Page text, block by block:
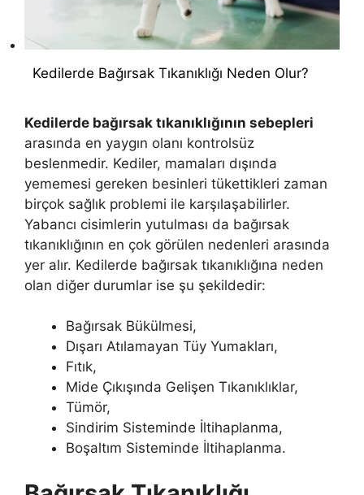
Kedilerde Bağırsak Tıkanıklığı Neden Olur?
Kedilerde bağırsak tıkanıklığının sebepleri
arasında en yaygın olanı kontrolsüz
beslenmedir. Kediler, mamaları dışında
yememesi gereken besinleri tükettikleri zaman
birçok sağlık problemi ile karşılaşabilirler.
Yabancı cisimlerin yutulması da bağırsak
tıkanıklığının en çok görülen nedenleri arasında
yer alır. Kedilerde bağırsak tıkanıklığına neden
olan diğer durumlar ise şu şekildedir:
Bağırsak Bükülmesi,
Dışarı Atılamayan Tüy Yumakları,
Fıtık,
Mide Çıkışında Gelişen Tıkanıklıklar,
Tümör,
Sindirim Sisteminde İltihaplanma,
Boşaltım Sisteminde İltihaplanma.